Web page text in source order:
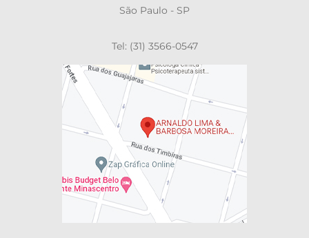
São Paulo - SP
Tel: (31) 3566-0547